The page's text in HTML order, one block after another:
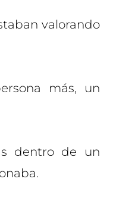
valorando
más, un
dentro de un